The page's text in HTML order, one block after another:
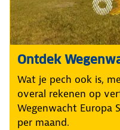
Ontdek
Wat je pech ook is,
overal rekenen op
Wegenwacht Europa
per maand.